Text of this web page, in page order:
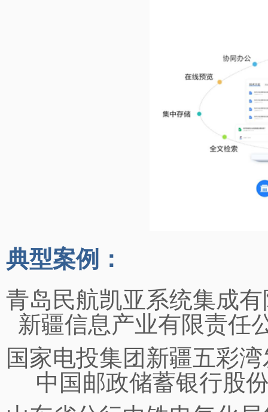
典型案例：
青岛民航凯亚系
新疆信息产业有限
国家电投集团新疆五
中国邮政储蓄银行